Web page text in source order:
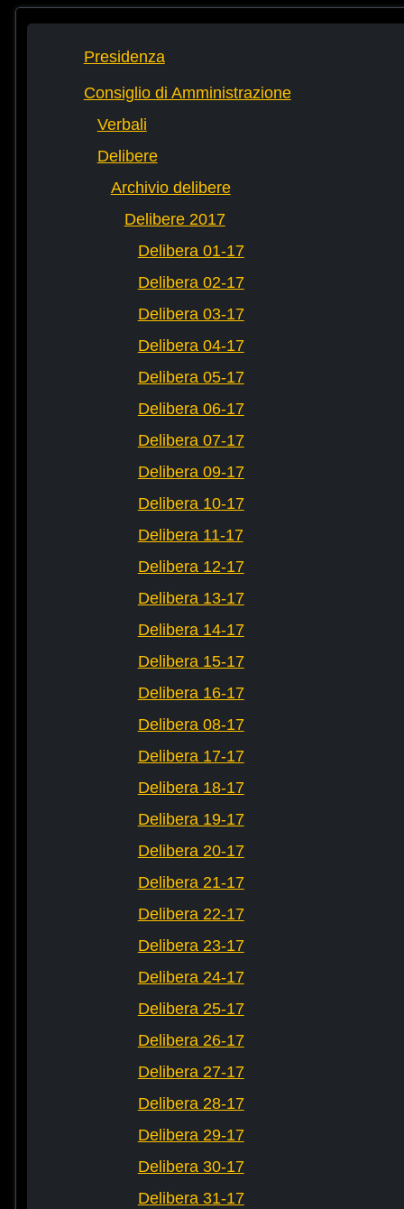
Presidenza
Consiglio di Amministrazione
Verbali
Delibere
Archivio delibere
Delibere 2017
Delibera 01-17
Delibera 02-17
Delibera 03-17
Delibera 04-17
Delibera 05-17
Delibera 06-17
Delibera 07-17
Delibera 09-17
Delibera 10-17
Delibera 11-17
Delibera 12-17
Delibera 13-17
Delibera 14-17
Delibera 15-17
Delibera 16-17
Delibera 08-17
Delibera 17-17
Delibera 18-17
Delibera 19-17
Delibera 20-17
Delibera 21-17
Delibera 22-17
Delibera 23-17
Delibera 24-17
Delibera 25-17
Delibera 26-17
Delibera 27-17
Delibera 28-17
Delibera 29-17
Delibera 30-17
Delibera 31-17